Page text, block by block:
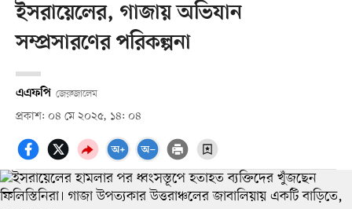
ইসরায়েলের, গাজায় অভিযান
সম্প্রসারণের পরিকল্পনা
এএফপি জেরুজালেম
প্রকাশ: ০৪ মে ২০২৫, ১৪: ০৪